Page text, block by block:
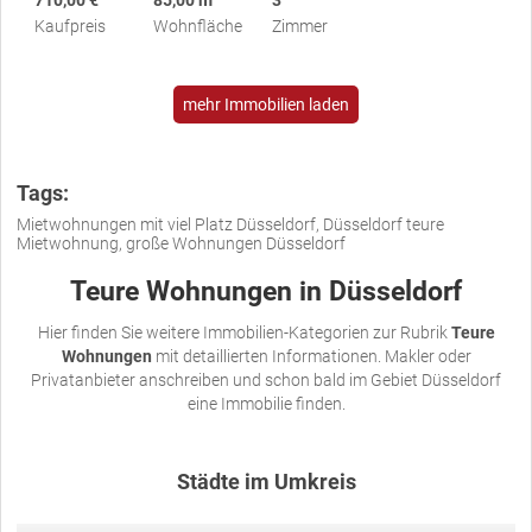
Kaufpreis
Wohnfläche
Zimmer
mehr Immobilien laden
Tags:
Mietwohnungen mit viel Platz Düsseldorf, Düsseldorf teure
Mietwohnung, große Wohnungen Düsseldorf
Teure Wohnungen in Düsseldorf
Hier finden Sie weitere Immobilien-Kategorien zur RubrikTeure
Wohnungen mit detaillierten Informationen. Makler oder
Privatanbieter anschreiben und schon bald im Gebiet Düsseldorf
eine Immobilie finden.
Städte im Umkreis